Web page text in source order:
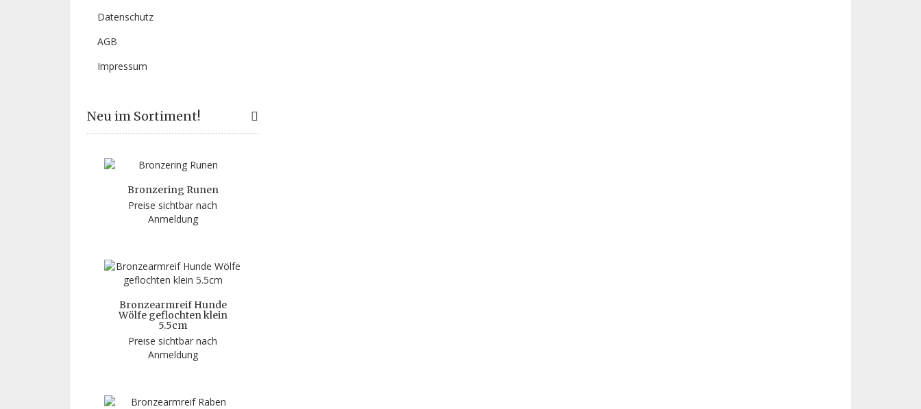
Datenschutz
AGB
Impressum
Neu im Sortiment!
Bronzering Runen
Preise sichtbar nach
Anmeldung
Bronzearmreif Hunde
Wölfe geflochten klein
5.5cm
Preise sichtbar nach
Anmeldung